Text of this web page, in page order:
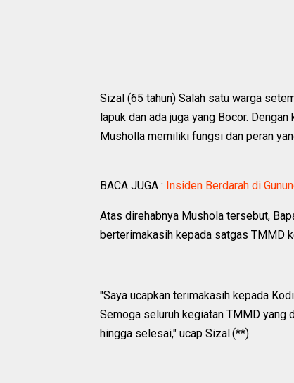
Sizal (65 tahun) Salah satu warga
lapuk dan ada juga yang Bocor.
Musholla memiliki fungsi dan peran
BACA JUGA : Insiden Berdarah di
Atas direhabnya Mushola tersebut,
berterimakasih kepada satgas TMMD
"Saya ucapkan terimakasih kepada
Semoga seluruh kegiatan TMMD yang
hingga selesai," ucap Sizal.(**).